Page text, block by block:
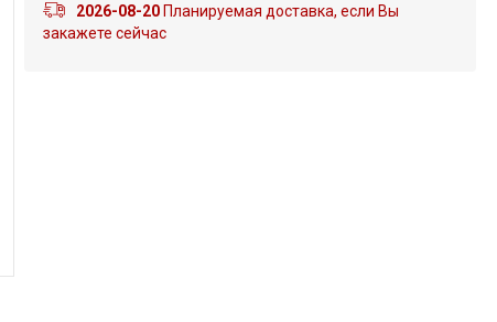
2026-08-20Планируемая доставка, если Вы
закажете сейчас